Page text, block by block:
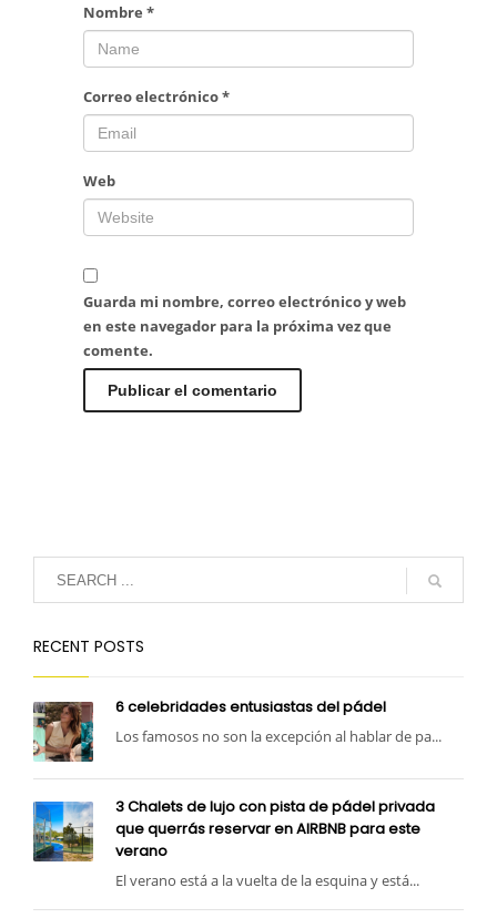
Nombre *
Correo electrónico*
Web
Guarda mi nombre, correo electrónico y web
en este navegador para la próxima vez que
comente.
RECENT POSTS
6 celebridades entusiastas del pádel
Los famosos no son la excepción al hablar de pa...
3 Chalets de lujo con pista de pádel privada
que querrás reservar en AIRBNB para este
verano
El verano está a la vuelta de la esquina y está...